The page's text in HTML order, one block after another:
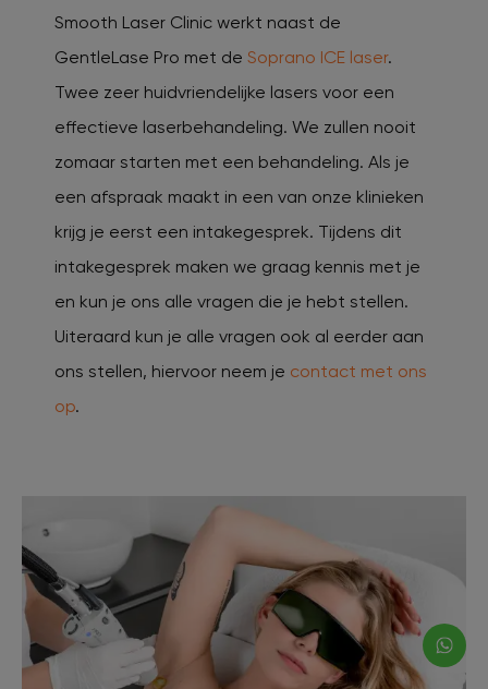
Smooth Laser Clinic werkt naast de
GentleLase Pro met de Soprano ICE laser.
Twee zeer huidvriendelijke lasers voor een
effectieve laserbehandeling. We zullen nooit
zomaar starten met een behandeling. Als je
een afspraak maakt in een van onze klinieken
krijg je eerst een intakegesprek. Tijdens dit
intakegesprek maken we graag kennis met je
en kun je ons alle vragen die je hebt stellen.
Uiteraard kun je alle vragen ook al eerder aan
ons stellen, hiervoor neem je contact met ons
op.